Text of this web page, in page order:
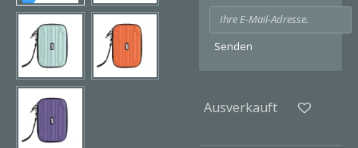
Senden
Ausverkauft